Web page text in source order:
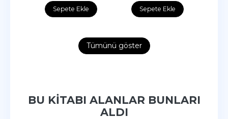
Sepete Ekle Sepete Ekle
Tümünü göster
BU KITABI ALANLAR BUNLARI
ALDI